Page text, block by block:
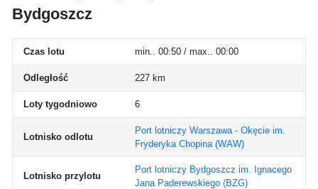
Bydgoszcz
Czas lotu min.. 00:50 / max.. 00:00
Odległość 227 km
Loty tygodniowo 6
Lotnisko odlotu
Port lotniczy Warszawa - Okęcie im.
Fryderyka Chopina(WAW)
Lotnisko przylotu
Port lotniczy Bydgoszcz im. Ignacego
Jana Paderewskiego (BZG)